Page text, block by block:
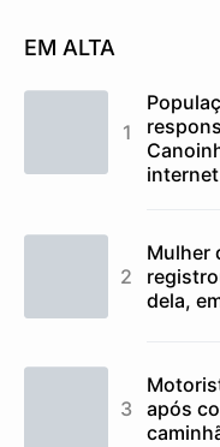
EM ALTA
internet
Mulher
dela,
após